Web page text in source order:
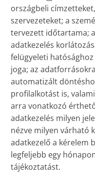
országbeli
szervezeteket; a
tervezett időtartama;
adatkezelés
felügyeleti
joga; az
automatizált
profilalkotást is,
arra vonatkozó
adatkezelés milyen
nézve milyen várható
adatkezelő a kérelem
legfeljebb egy
tájékoztatást.